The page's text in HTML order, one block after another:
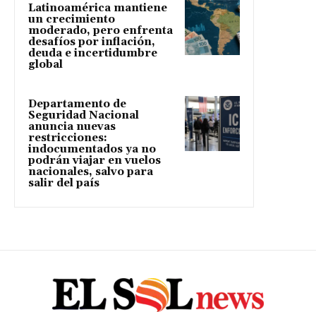
Latinoamérica mantiene
un crecimiento
moderado, pero enfrenta
desafíos por inflación,
deuda e incertidumbre
global
Departamento de
Seguridad Nacional
anuncia nuevas
restricciones:
indocumentados ya no
podrán viajar en vuelos
nacionales, salvo para
salir del país